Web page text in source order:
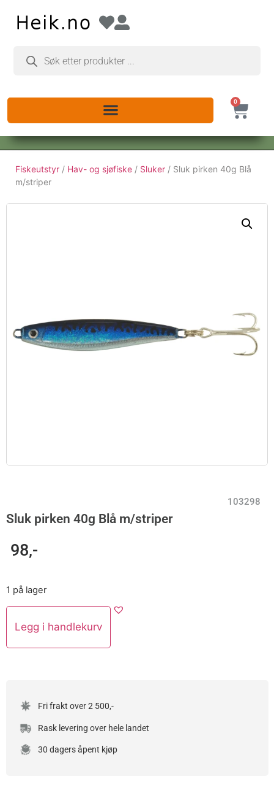
0
Fiskeutstyr / Hav- og sjøfiske / Sluker / Sluk pirken 40g Blå
m/striper
103298
Sluk pirken 40g Blå m/striper
98,-
1 på lager
Legg i handlekurv
Fri frakt over 2 500,-
Rask levering over hele landet
30 dagers åpent kjøp